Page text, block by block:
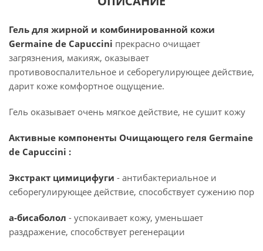
Гель для жирной и комбинированной кожи
Germaine de Capuccini прекрасно очищает
загрязнения, макияж, оказывает
противовоспалительное и себорегулирующее действие,
дарит коже комфортное ощущение.
Гель оказывает очень мягкое действие, не сушит кожу
Активные компоненты Очищающего геля Germaine
de Capuccini :
Экстракт цимицифуги - антибактериальное и
себорегулирующее действие, способствует сужению пор
а-бисаболол - успокаивает кожу, уменьшает
раздражение, способствует регенерации